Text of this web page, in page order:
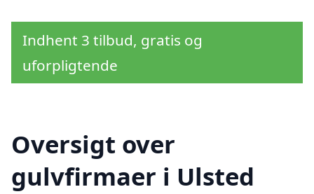
Indhent 3 tilbud, gratis og
uforpligtende
Oversigt over
gulvfirmaer i Ulsted